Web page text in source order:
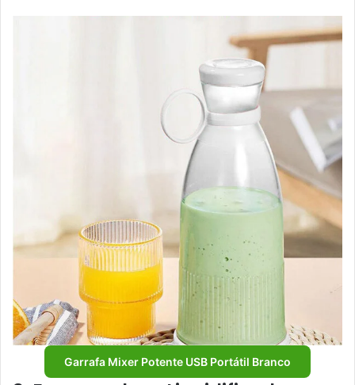
Garrafa Mixer Potente USB Portátil Branco